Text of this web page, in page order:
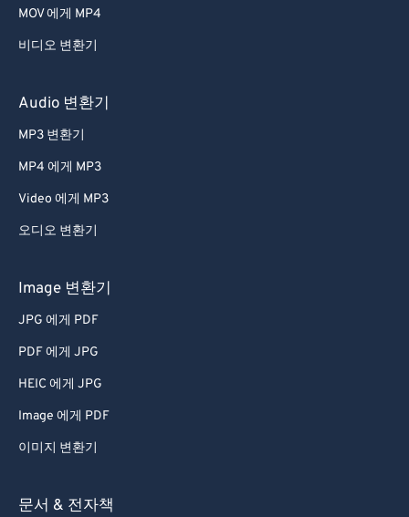
MOV 에게 MP4
비디오 변환기
Audio 변환기
MP3 변환기
MP4 에게 MP3
Video 에게 MP3
오디오 변환기
Image 변환기
JPG 에게 PDF
PDF 에게 JPG
HEIC 에게 JPG
Image 에게 PDF
이미지 변환기
문서 & 전자책